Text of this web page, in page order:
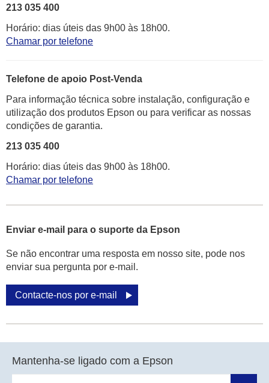
213 035 400
Horário: dias úteis das 9h00 às 18h00.
Chamar por telefone
Telefone de apoio Post-Venda
Para informação técnica sobre instalação, configuração e
utilização dos produtos Epson ou para verificar as nossas
condições de garantia.
213 035 400
Horário: dias úteis das 9h00 às 18h00.
Chamar por telefone
Enviar e-mail para o suporte da Epson
Se não encontrar uma resposta em nosso site, pode nos
enviar sua pergunta por e-mail.
Contacte-nos por e-mail
Mantenha-se ligado com a Epson